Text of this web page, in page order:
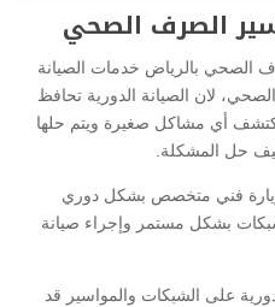
الصرف الصحي
الصحي بالرياض خدمات الصيانة
لان الصيانة الدورية تحافظ
أي مشاكل صغيرة ويتم حلها
حل المشكلة.
زيارة فني متخصص بشكل دوري
بشكل مستمر وإجراء صيانة
على الشبكات والمواسير قد